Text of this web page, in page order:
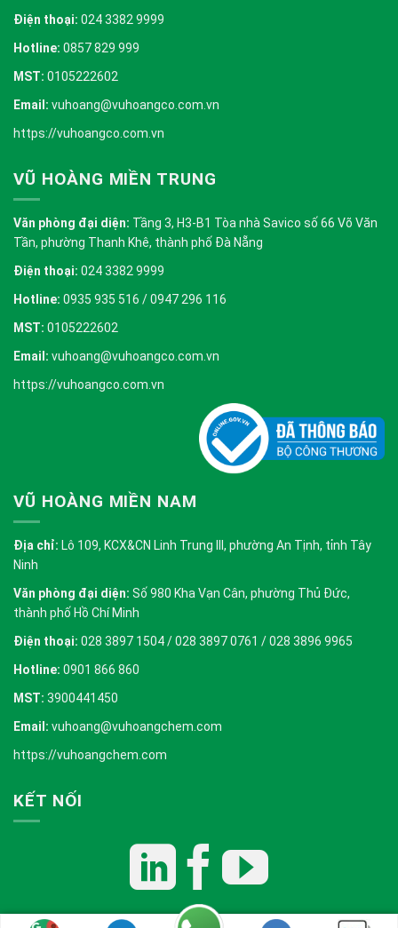
Điện thoại: 024 3382 9999
Hotline: 0857 829 999
MST: 0105222602
Email: vuhoang@vuhoangco.com.vn
https://vuhoangco.com.vn
VŨ HOÀNG MIỀN TRUNG
Văn phòng đại diện: Tầng 3, H3-B1 Tòa nhà Savico số 66 Võ Văn
Tần, phường Thanh Khê, thành phố Đà Nẵng
Điện thoại: 024 3382 9999
Hotline: 0935 935 516 / 0947 296 116
MST: 0105222602
Email: vuhoang@vuhoangco.com.vn
https://vuhoangco.com.vn
VŨ HOÀNG MIỀN NAM
Địa chỉ: Lô 109, KCX&CN Linh Trung III, phường An Tịnh, tỉnh Tây
Ninh
Văn phòng đại diện: Số 980 Kha Vạn Cân, phường Thủ Đức,
thành phố Hồ Chí Minh
Điện thoại: 028 3897 1504 / 028 3897 0761 / 028 3896 9965
Hotline: 0901 866 860
MST: 3900441450
Email: vuhoang@vuhoangchem.com
https://vuhoangchem.com
KẾT NỐI